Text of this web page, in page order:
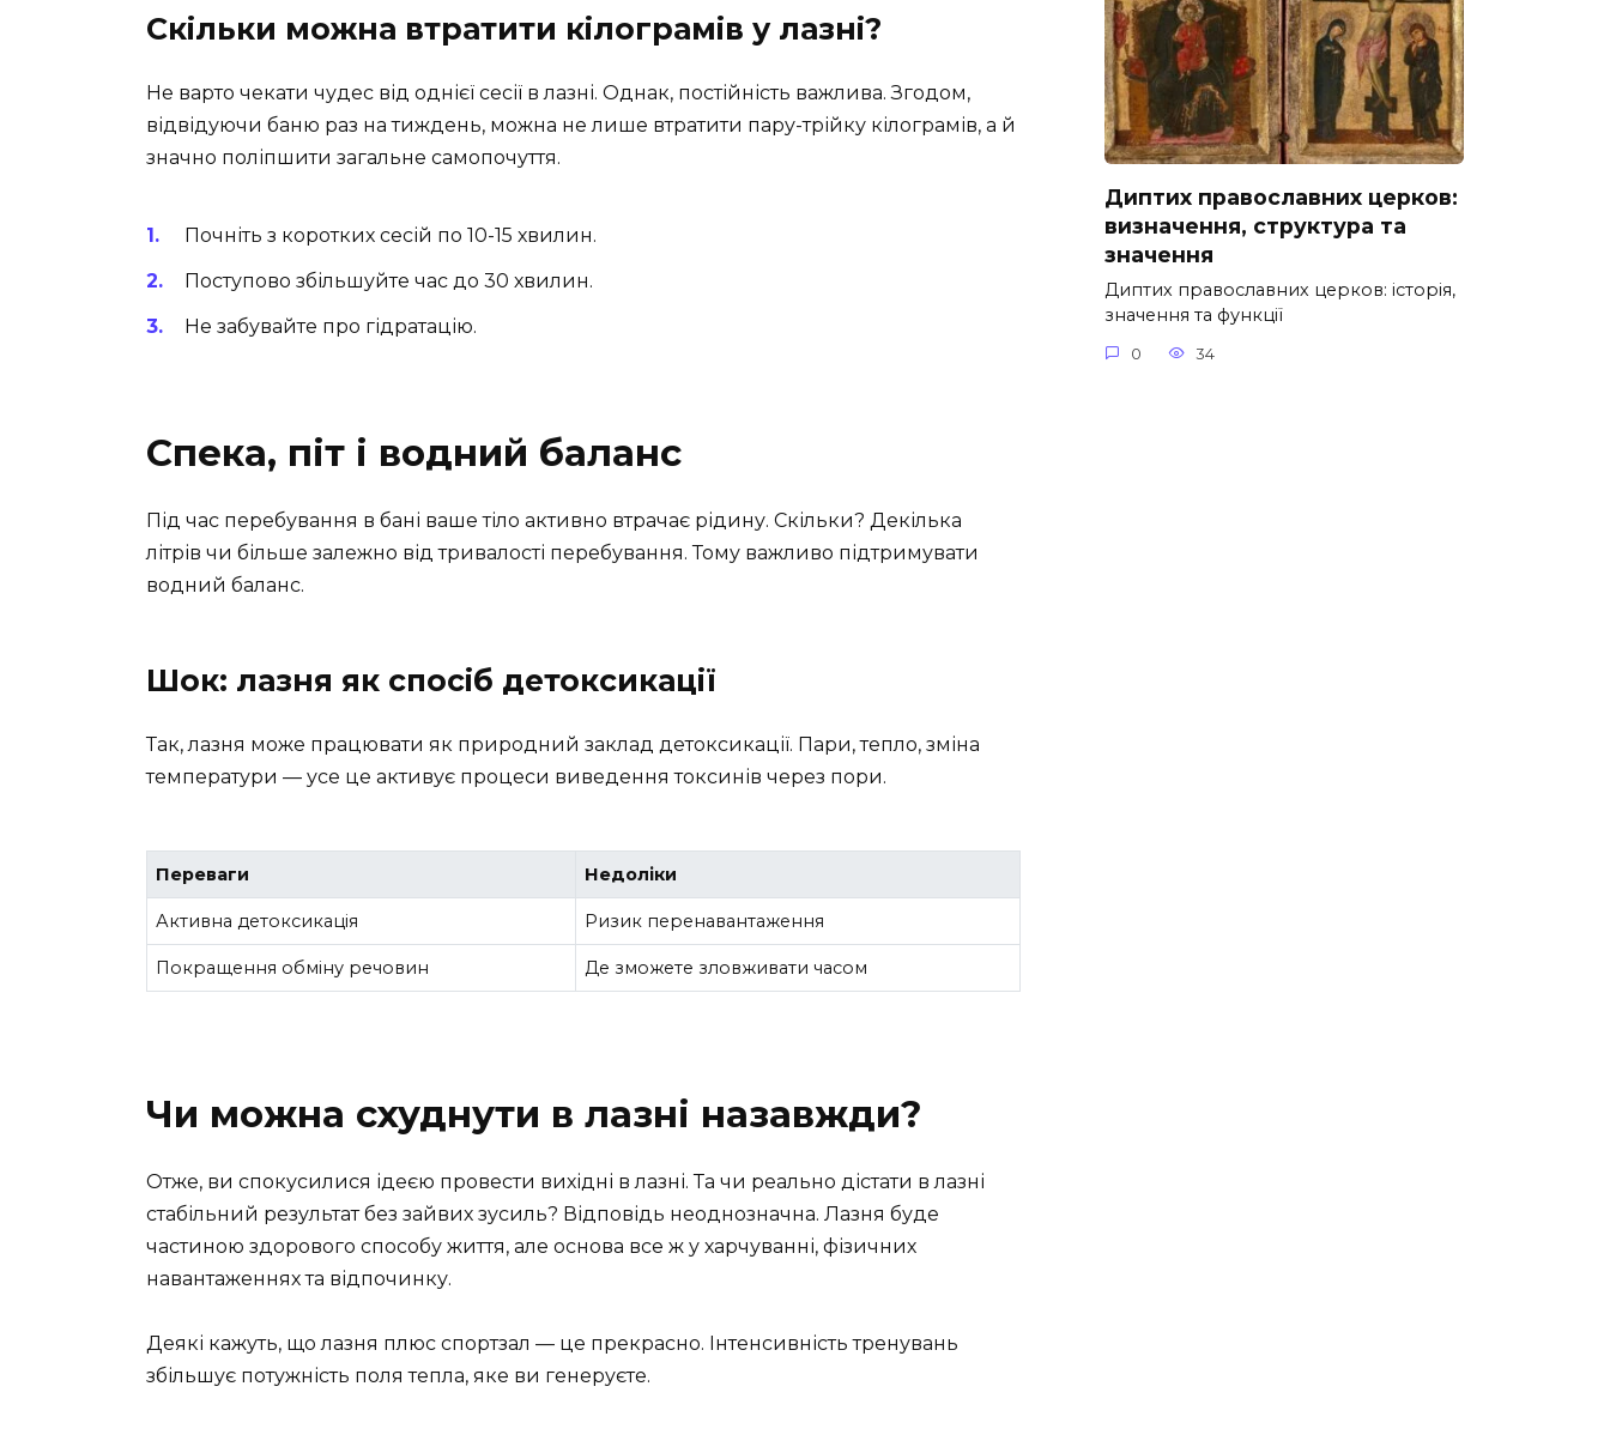
Скільки можна втратити кілограмів у лазні?
Не варто чекати чудес від однієї сесії в лазні. Однак, постійність важлива. Згодом,
відвідуючи баню раз на тиждень, можна не лише втратити пару-трійку кілограмів, а й
значно поліпшити загальне самопочуття.
Почніть з коротких сесій по 10-15 хвилин.
Поступово збільшуйте час до 30 хвилин.
Не забувайте про гідратацію.
Спека, піт і водний баланс
Під час перебування в бані ваше тіло активно втрачає рідину. Скільки? Декілька
літрів чи більше залежно від тривалості перебування. Тому важливо підтримувати
водний баланс.
Шок: лазня як спосіб детоксикації
Так, лазня може працювати як природний заклад детоксикації. Пари, тепло, зміна
температури — усе це активує процеси виведення токсинів через пори.
Переваги Недоліки
Активна детоксикація Ризик перенавантаження
Покращення обміну речовин Де зможете зловживати часом
Чи можна схуднути в лазні назавжди?
Отже, ви спокусилися ідеєю провести вихідні в лазні. Та чи реально дістати в лазні
стабільний результат без зайвих зусиль? Відповідь неоднозначна. Лазня буде
частиною здорового способу життя, але основа все ж у харчуванні, фізичних
навантаженнях та відпочинку.
Деякі кажуть, що лазня плюс спортзал — це прекрасно. Інтенсивність тренувань
збільшує потужність поля тепла, яке ви генеруєте.
Диптих православних церков:
визначення, структура та
значення
Диптих православних церков: історія,
значення та функції
0 34